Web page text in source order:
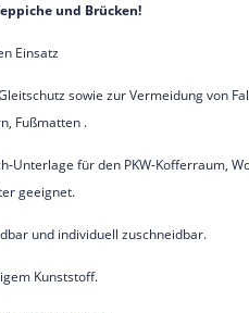
und Brücken!
Einsatz
sowie zur Vermeidung von
Fußmatten .
Unterlage für den PKW-Kofferraum,
geeignet.
und individuell zuschneidbar.
Kunststoff.